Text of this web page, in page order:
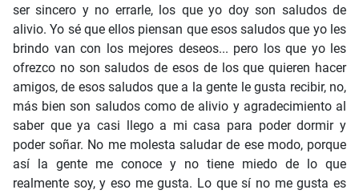
ser sincero y no errarle, los que yo doy son saludos de
alivio. Yo sé que ellos piensan que esos saludos que yo les
brindo van con los mejores deseos... pero los que yo les
ofrezco no son saludos de esos de los que quieren hacer
amigos, de esos saludos que a la gente le gusta recibir, no,
más bien son saludos como de alivio y agradecimiento al
saber que ya casi llego a mi casa para poder dormir y
poder soñar. No me molesta saludar de ese modo, porque
así la gente me conoce y no tiene miedo de lo que
realmente soy, y eso me gusta. Lo que sí no me gusta es